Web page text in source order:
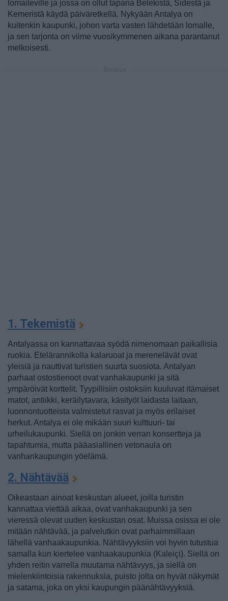
lomaileville ja jossa on ollut tapana Belekistä, Sidestä ja
Kemeristä käydä päiväretkellä. Nykyään Antalya on
kuitenkin kaupunki, johon varta vasten lähdetään lomalle,
ja sen tarjonta on viime vuosikymmenen aikana parantanut
melkoisesti.
1. Tekemistä
Antalyassa on kannattavaa syödä nimenomaan paikallisia
ruokia. Etelärannikolla kalaruoat ja merenelävät ovat
yleisiä ja nauttivat turistien suurta suosiota. Antalyan
parhaat ostostienoot ovat vanhakaupunki ja sitä
ympäröivät korttelit. Tyypillisiin ostoksiin kuuluvat itämaiset
matot, antiikki, keräilytavara, käsityöt laidasta laitaan,
luonnontuotteista valmistetut rasvat ja myös erilaiset
herkut. Antalya ei ole mikään suuri kulttuuri- tai
urheilukaupunki. Siellä on jonkin verran konsertteja ja
tapahtumia, mutta pääasiallinen vetonaula on
vanhankaupungin yöelämä.
2. Nähtävää
Oikeastaan ainoat keskustan alueet, joilla turistin
kannattaa viettää aikaa, ovat vanhakaupunki ja sen
vieressä olevat uuden keskustan osat. Muissa osissa ei ole
mitään nähtävää, ja palvelutkin ovat parhaimmillaan
lähellä vanhaakaupunkia. Nähtävyyksiin voi hyvin tutustua
samalla kun kiertelee vanhaakaupunkia (Kaleiçi). Siellä on
yhden reitin varrella muutama nähtävyys, ja siellä on
mielenkiintoisia rakennuksia, puisto jolta on hyvät näkymät
ja satama, joka on yksi kaupungin päänähtävyyksiä.